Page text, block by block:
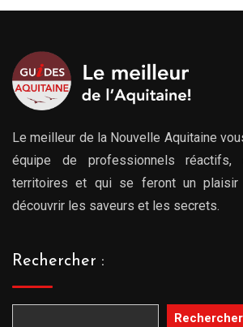
Le meilleur de la Nouvelle Aquitaine
équipe de professionnels réactifs,
territoires et qui se feront un
découvrir les saveurs et les secrets.
Rechercher :
Rechercher